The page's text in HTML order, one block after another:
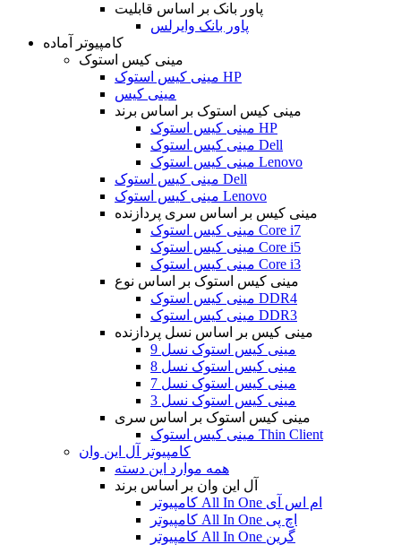
پاور بانک بر اساس قابلیت
پاور بانک وایرلس
کامپیوتر آماده
مینی کیس استوک
مینی کیس استوک HP
مینی کیس
مینی کیس استوک بر اساس برند
مینی کیس استوک HP
مینی کیس استوک Dell
مینی کیس استوک Lenovo
مینی کیس استوک Dell
مینی کیس استوک Lenovo
مینی کیس بر اساس سری پردازنده
مینی کیس استوک Core i7
مینی کیس استوک Core i5
مینی کیس استوک Core i3
مینی کیس استوک بر اساس نوع
مینی کیس استوک DDR4
مینی کیس استوک DDR3
مینی کیس بر اساس نسل پردازنده
مینی کیس استوک نسل 9
مینی کیس استوک نسل 8
مینی کیس استوک نسل 7
مینی کیس استوک نسل 3
مینی کیس استوک بر اساس سری
مینی کیس استوک Thin Client
کامپیوتر آل این وان
همه موارد این دسته
آل این وان بر اساس برند
کامپیوتر All In One ام اس آی
کامپیوتر All In One اچ پی
کامپیوتر All In One گرین